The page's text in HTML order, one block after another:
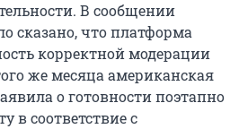
В сообщении
сказано, что платформа
корректной модерации
же месяца американская
о готовности поэтапно
в соответствие с